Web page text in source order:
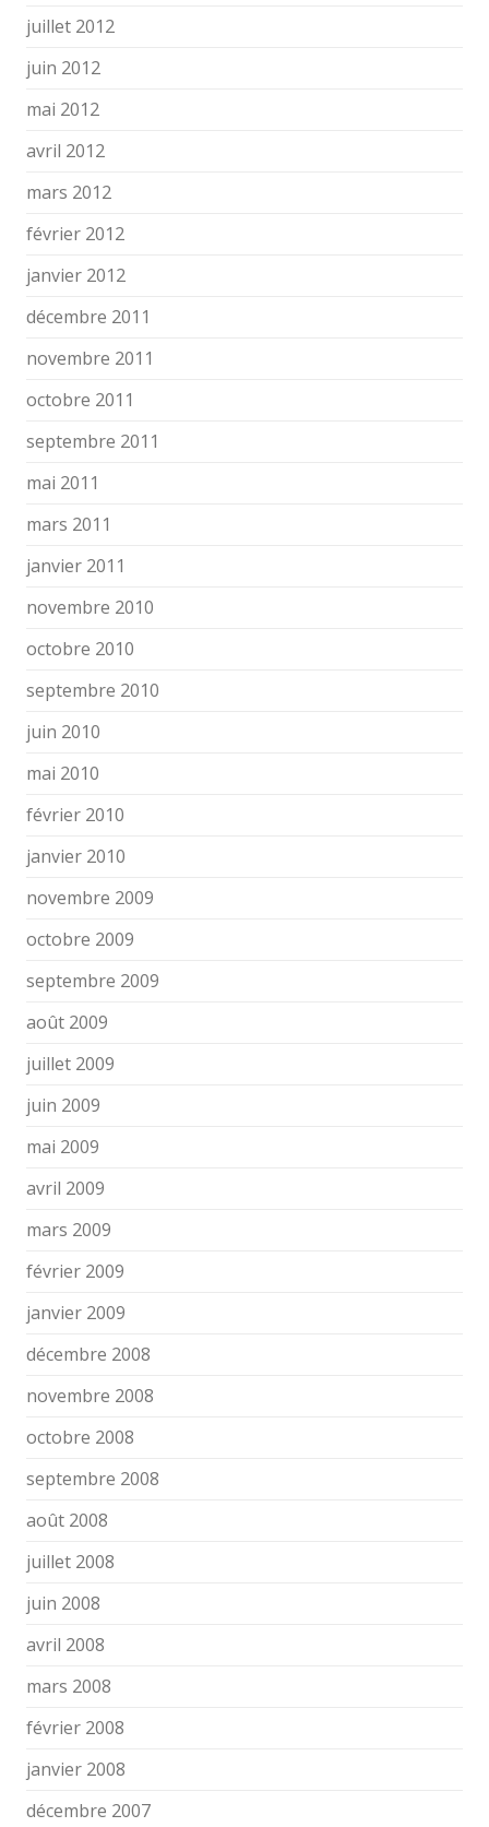
juillet 2012
juin 2012
mai 2012
avril 2012
mars 2012
février 2012
janvier 2012
décembre 2011
novembre 2011
octobre 2011
septembre 2011
mai 2011
mars 2011
janvier 2011
novembre 2010
octobre 2010
septembre 2010
juin 2010
mai 2010
février 2010
janvier 2010
novembre 2009
octobre 2009
septembre 2009
août 2009
juillet 2009
juin 2009
mai 2009
avril 2009
mars 2009
février 2009
janvier 2009
décembre 2008
novembre 2008
octobre 2008
septembre 2008
août 2008
juillet 2008
juin 2008
avril 2008
mars 2008
février 2008
janvier 2008
décembre 2007